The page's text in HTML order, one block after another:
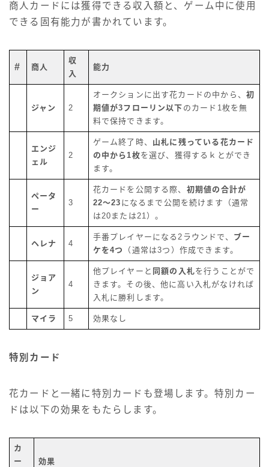
商人カードには獲得できる収入額と、ゲーム中に使用
できる固有能力が書かれています。
# 商人
収
入
能力
ジャン 2
オークションに出す花カードの中から、初
期値が3フローリン以下 のカード1枚を無
料で保持できます。
エンジ
ェル
2
ゲーム終了時、 山札に残っている花カード
の中から1枚を選び、獲得するｋとができ
ます。
ペータ
ー
3
花カードを公開する際、 初期値の合計が
22～23 になるまで公開を続けます（通常
は20または21）。
ヘレナ 4
手番プレイヤーになる2ラウンドで、 ブー
ケを4つ
（通常は3つ）作成できます。
ジョア
ン
4
他プレイヤーと 同額の入札を行うことがで
きます。その後、他に高い入札がなければ
入札に勝利します。
マイラ 5 効果なし
特別カード
花カードと一緒に特別カードも登場します。特別カー
ドは以下の効果をもたらします。
カ
ー
効果